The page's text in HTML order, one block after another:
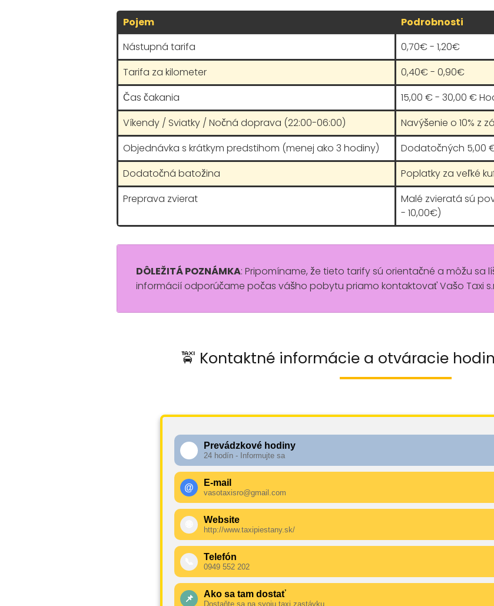
Pojem
Podrobnosti
Nástupná tarifa
0,70€ - 1,20€
Tarifa za kilometer
0,40€ - 0,90€
Čas čakania
15,00 € - 30,00 €
Víkendy / Sviatky / Nočná doprava (22:00-06:00)
Navýšenie o 10% z
Objednávka s krátkym predstihom (menej ako 3 hodiny)
Dodatočných 5,00
Dodatočná batožina
Poplatky za veľké
Preprava zvierat
Malé zvieratá sú
- 10,00€)
DÔLEŽITÁ POZNÁMKA: Pripomíname, že tieto tarify sú orientačné a môžu sa
informácií odporúčame počas vášho pobytu priamo kontaktovať Vašo Taxi
🚖 Kontaktné informácie a otváracie
Prevádzkové hodiny
24 hodín - Informujte sa
@ E-mail
vasotaxisro@gmail.com
Website
http://www.taxipiestany.sk/
Telefón
0949 552 202
📌 Ako sa tam dostať
Dostaňte sa na svoju taxi zastávku